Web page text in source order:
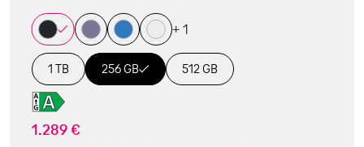
+ 1
1 TB 256 GB 512 GB
1.289 €